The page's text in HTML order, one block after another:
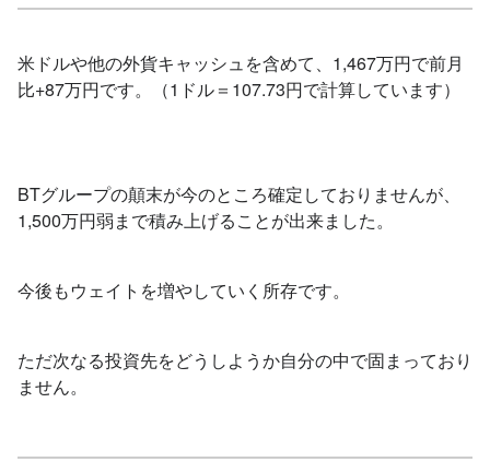
米ドルや他の外貨キャッシュを含めて、1,467万円で前月
比+87万円です。（1ドル＝107.73円で計算しています）
BTグループの顛末が今のところ確定しておりませんが、
1,500万円弱まで積み上げることが出来ました。
今後もウェイトを増やしていく所存です。
ただ次なる投資先をどうしようか自分の中で固まっており
ません。